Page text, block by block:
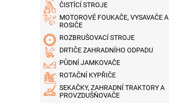
e
ČISTÍCÍ STROJE
MOTOROVÉ FOUKAČE, VYSAVAČE A
ROSIČE
ROZBRUŠOVACÍ STROJE
DRTIČE ZAHRADNÍHO ODPADU
PŮDNÍ JAMKOVAČE
ROTAČNÍ KYPŘIČE
SEKAČKY, ZAHRADNÍ TRAKTORY A
PROVZDUŠŇOVAČE